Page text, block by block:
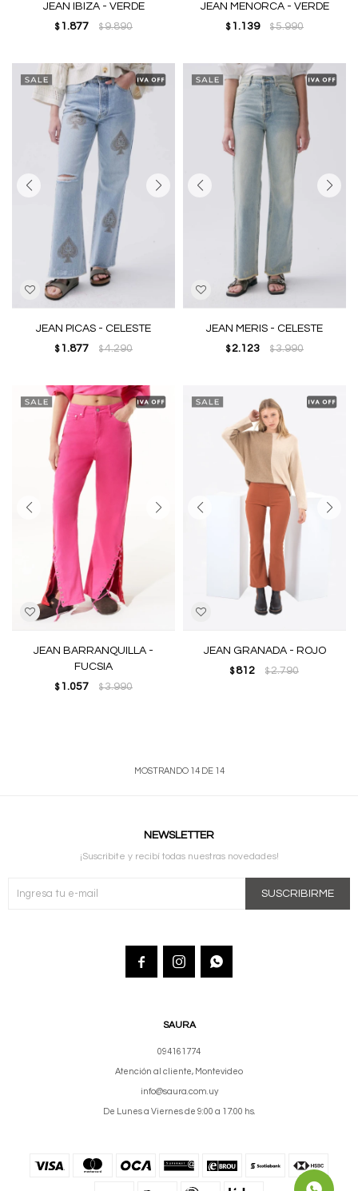
JEAN IBIZA - VERDE
$ 1.877 $9.890
JEAN MENORCA - VERDE
$ 1.139 $5.990
JEAN PICAS - CELESTE
$ 1.877 $4.290
JEAN MERIS - CELESTE
$ 2.123 $3.990
JEAN BARRANQUILLA -
FUCSIA
$ 1.057 $3.990
JEAN GRANADA - ROJO
$ 812 $2.790
MOSTRANDO 14DE 14
SAURA
094161774
Atención al cliente, Montevideo
info@saura.com.uy
De Lunes a Viernes de 9:00 a 17:00 hs.
NEWSLETTER
¡Suscribite y recibí todas nuestras novedades!
SUSCRIBIRME
  